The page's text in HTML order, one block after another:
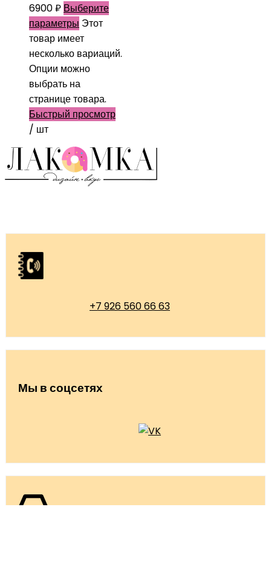
6900₽ Выберите
параметры Этот
товар имеет
несколько вариаций.
Опции можно
выбрать на
странице товара.
Быстрый просмотр
/ шт
+7 926 560 66 63
Мы в соцсетях